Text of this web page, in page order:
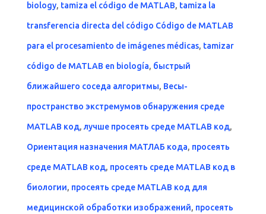
biology, tamiza el código de MATLAB, tamiza la
transferencia directa del código Código de MATLAB
para el procesamiento de imágenes médicas, tamizar
código de MATLAB en biología, быстрый
ближайшего соседа алгоритмы, Весы-
пространство экстремумов обнаружения среде
MATLAB код, лучше просеять среде MATLAB код,
Ориентация назначения МАТЛАБ кода, просеять
среде MATLAB код, просеять среде MATLAB код в
биологии, просеять среде MATLAB код для
медицинской обработки изображений, просеять